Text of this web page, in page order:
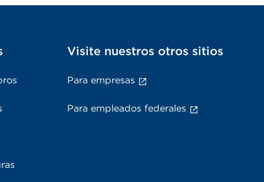
Visite nuestros otros sitios
Para empresas
Para empleados federales